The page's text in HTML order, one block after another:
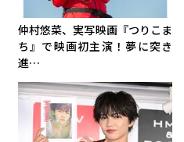
仲村悠菜、実写映画『つりこま
ち』で映画初主演！夢に突き
進…